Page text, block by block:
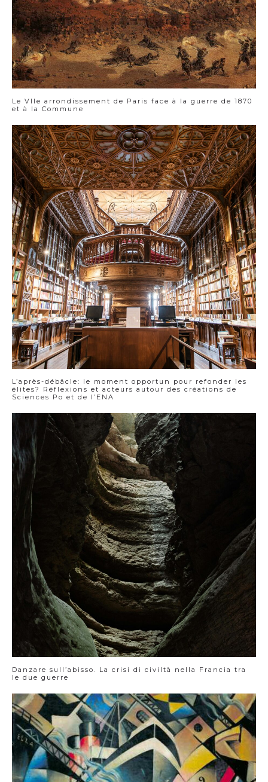
Le VIIe arrondissement de Paris face à la guerre de 1870
et à la Commune
L’après-débâcle: le moment opportun pour refonder les
élites? Réflexions et acteurs autour des créations de
Sciences Po et de l’ENA
Danzare sull’abisso. La crisi di civiltà nella Francia tra
le due guerre